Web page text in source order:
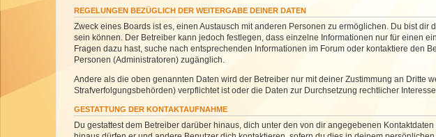
REGELUNGEN BEZÜGLICH DER WEITERGABE DEINER DATEN
Zweck eines Boards ist es, einen Austausch mit anderen Personen zu ermöglichen. Du bist
sein können. Der Betreiber kann jedoch festlegen, dass einzelne Informationen nur für einen
Fragen dazu hast, suche nach entsprechenden Informationen im Forum oder kontaktiere den
Personen (Administratoren) zugänglich.
Andere als die oben genannten Daten wird der Betreiber nur mit deiner Zustimmung an Dritte
Strafverfolgungsbehörden) verpflichtet ist oder die Daten zur Durchsetzung rechtlicher
GESTATTUNG DER KONTAKTAUFNAHME
Du gestattest dem Betreiber darüber hinaus, dich unter den von dir angegebenen